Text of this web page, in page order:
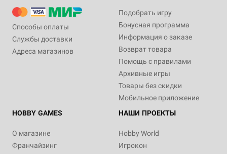
Способы оплаты
Службы доставки
Адреса магазинов
Подобрать игру
Бонусная программа
Информация о заказе
Возврат товара
Помощь с правилами
Архивные игры
Товары без скидки
Мобильное приложение
HOBBY GAMES
О магазине
Франчайзинг
НАШИ ПРОЕКТЫ
Hobby World
Игрокон